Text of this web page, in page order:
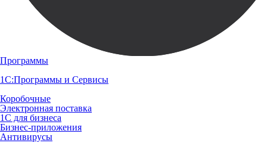
Программы
1С:Программы и Сервисы
Коробочные
Электронная поставка
1С для бизнеса
Бизнес-приложения
Антивирусы